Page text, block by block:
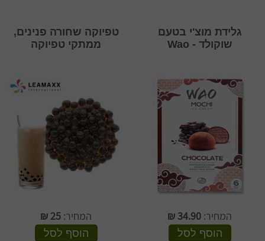
גלידת מוצ'י בטעם
שוקולד - Wao
המחיר: 34.90
₪
הוסף לסל
טפיוקה שחורה פנינים,
ממתקי טפיוקה
המחיר: 25
₪
הוסף לסל